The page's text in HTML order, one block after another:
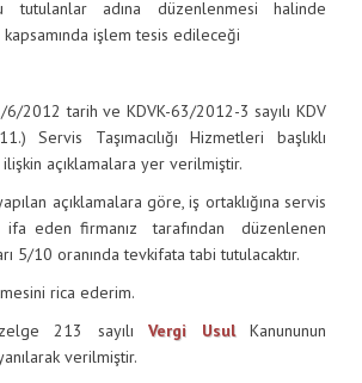
tutulanlar adına düzenlenmesi halinde
işlem tesis edileceği
tarih ve KDVK-63/2012-3 sayılı KDV
Servis Taşımacılığı Hizmetleri başlıklı
açıklamalara yer verilmiştir.
açıklamalara göre, iş ortaklığına servis
ifa eden firmanız tarafından düzenlenen
5/10 oranında tevkifata tabi tutulacaktır.
rica ederim.
213 sayılıVergi UsulKanununun
verilmiştir.